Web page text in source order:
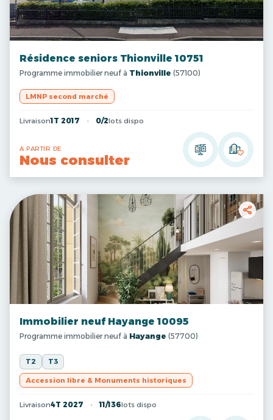
Résidence seniors Thionville 10751
Programme immobilier neuf à Thionville (57100)
LMNP second marché
Livraison1T 2017 0/2lots dispo
A PARTIR DE
Nous consulter
Immobilier neuf Hayange 10095
Programme immobilier neuf à Hayange (57700)
T2 T3
Accession libre & Monuments historiques
Livraison4T 2027 11/136lots dispo